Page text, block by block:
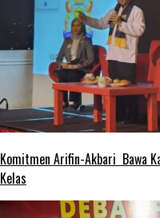
Komitmen Arifin-Akbari Bawa
Kelas